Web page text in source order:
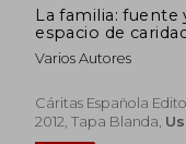
La familia: fuente
espacio de
(Corintios XIII)
Varios Autores
Cáritas Española
2012, Tapa Blanda,